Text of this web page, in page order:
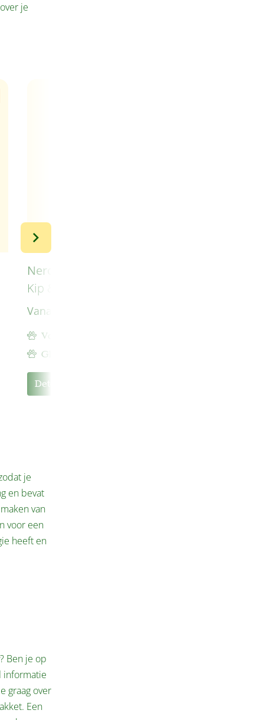
je
Nero Gold Hond Adult MINI
Kip & Rijst
Vanaf
Volwassen hond tot 10 kg
Gluten en tarwe vrij
Details
je
en bevat
van
voor een
heeft en
Ben je op
informatie
graag over
Een